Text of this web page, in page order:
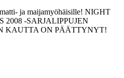
ja maijamyöhäisille! NIGHT
‑SARJALIPPUJEN
KAUTTA ON PÄÄTTYNYT!